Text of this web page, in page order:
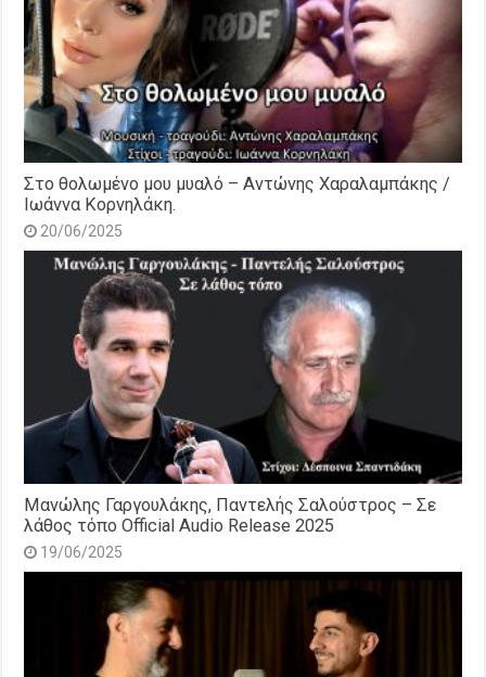
Στο θολωμένο μου μυαλό – Αντώνης Χαραλαμπάκης /
Ιωάννα Κορνηλάκη.
20/06/2025
Μανώλης Γαργουλάκης, Παντελής Σαλούστρος – Σε
λάθος τόπο Official Audio Release 2025
19/06/2025